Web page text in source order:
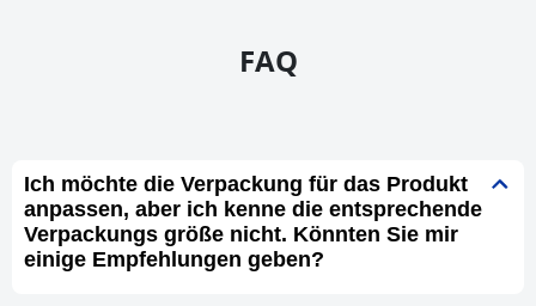
FAQ
Ich möchte die Verpackung für das Produkt
anpassen, aber ich kenne die entsprechende
Verpackungs größe nicht. Könnten Sie mir
einige Empfehlungen geben?